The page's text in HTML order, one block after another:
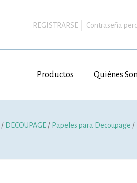
REGISTRARSE Contraseña
Productos Quiénes
/ DECOUPAGE / Papeles para Decoupage /